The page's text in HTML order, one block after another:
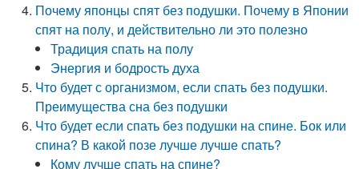
Почему японцы спят без подушки. Почему в Японии
спят на полу, и действительно ли это полезно
Традиция спать на полу
Энергия и бодрость духа
Что будет с организмом, если спать без подушки.
Преимущества сна без подушки
Что будет если спать без подушки на спине. Бок или
спина? В какой позе лучше лучше спать?
Кому лучше спать на спине?